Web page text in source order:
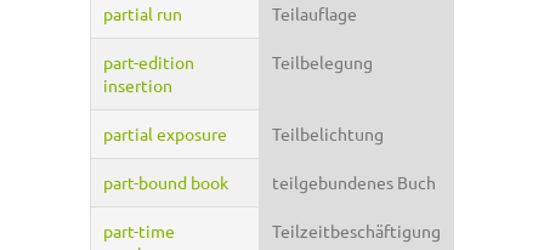
partial run Teilauflage
part-edition
insertion
Teilbelegung
partial exposure Teilbelichtung
part-bound book teilgebundenes Buch
part-time
Teilzeitbeschäftigung